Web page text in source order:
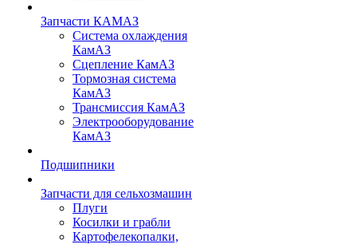
Запчасти КАМАЗ
Система охлаждения
КамАЗ
Сцепление КамАЗ
Тормозная система
КамАЗ
Трансмиссия КамАЗ
Электрооборудование
КамАЗ
Подшипники
Запчасти для сельхозмашин
Плуги
Косилки и грабли
Картофелекопалки,